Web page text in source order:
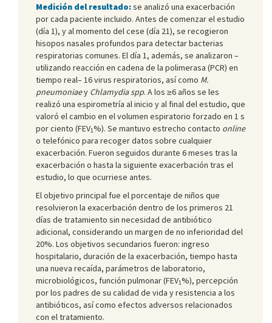
Medición del resultado:se analizó una exacerbación
por cada paciente incluido. Antes de comenzar el estudio
(día 1), y al momento del cese (día 21), se recogieron
hisopos nasales profundos para detectar bacterias
respiratorias comunes. El día 1, además, se analizaron –
utilizando reacción en cadena de la polimerasa (PCR) en
tiempo real– 16 virus respiratorios, así como M.
pneumoniaey Chlamydia spp. A los ≥6 años se les
realizó una espirometría al inicio y al final del estudio, que
valoró el cambio en el volumen espiratorio forzado en 1 s
por ciento (FEV1%). Se mantuvo estrecho contacto online
o telefónico para recoger datos sobre cualquier
exacerbación. Fueron seguidos durante 6 meses tras la
exacerbación o hasta la siguiente exacerbación tras el
estudio, lo que ocurriese antes.
El objetivo principal fue el porcentaje de niños que
resolvieron la exacerbación dentro de los primeros 21
días de tratamiento sin necesidad de antibiótico
adicional, considerando un margen de no inferioridad del
20%. Los objetivos secundarios fueron: ingreso
hospitalario, duración de la exacerbación, tiempo hasta
una nueva recaída, parámetros de laboratorio,
microbiológicos, función pulmonar (FEV1%), percepción
por los padres de su calidad de vida y resistencia a los
antibióticos, así como efectos adversos relacionados
con el tratamiento.